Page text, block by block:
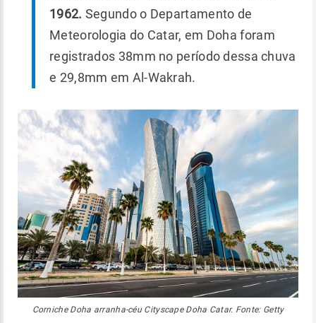
1962. Segundo o Departamento de
Meteorologia do Catar, em Doha foram
registrados 38mm no período dessa chuva
e 29,8mm em Al-Wakrah.
Corniche Doha arranha-céu Cityscape Doha Catar. Fonte: Getty